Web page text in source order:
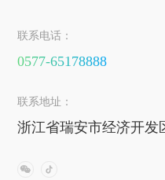
联系电话：
0577-65178888
联系地址：
浙江省瑞安市经济开发